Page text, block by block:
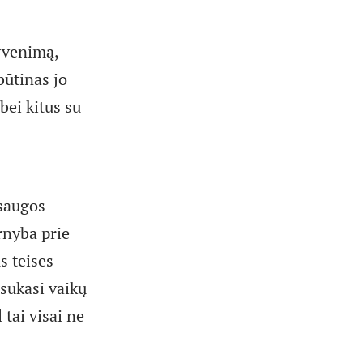
jo
kitus su
prie
teises
vaikų
tai visai ne